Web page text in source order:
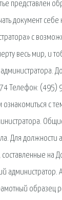
представлен
документ
с
весь мир, и
Телефон: (495)
с
Для должности
на
администратор.
образец